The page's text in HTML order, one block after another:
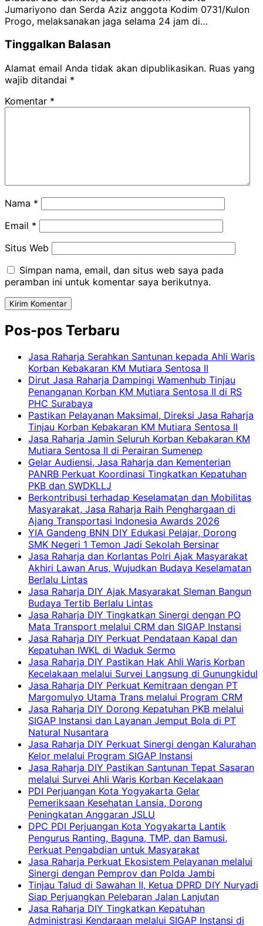
Jumariyono dan Serda Aziz anggota Kodim 0731/Kulon
Progo, melaksanakan jaga selama 24 jam di…
Tinggalkan Balasan
Alamat email Anda tidak akan dipublikasikan. Ruas yang
wajib ditandai *
Komentar *
Nama *
Email *
Situs Web
Simpan nama, email, dan situs web saya pada
peramban ini untuk komentar saya berikutnya.
Pos-pos Terbaru
Jasa Raharja Serahkan Santunan kepada Ahli Waris
Korban Kebakaran KM Mutiara Sentosa II
Dirut Jasa Raharja Dampingi Wamenhub Tinjau
Penanganan Korban KM Mutiara Sentosa II di RS
PHC Surabaya
Pastikan Pelayanan Maksimal, Direksi Jasa Raharja
Tinjau Korban Kebakaran KM Mutiara Sentosa II
Jasa Raharja Jamin Seluruh Korban Kebakaran KM
Mutiara Sentosa II di Perairan Sumenep
Gelar Audiensi, Jasa Raharja dan Kementerian
PANRB Perkuat Koordinasi Tingkatkan Kepatuhan
PKB dan SWDKLLJ
Berkontribusi terhadap Keselamatan dan Mobilitas
Masyarakat, Jasa Raharja Raih Penghargaan di
Ajang Transportasi Indonesia Awards 2026
YIA Gandeng BNN DIY Edukasi Pelajar, Dorong
SMK Negeri 1 Temon Jadi Sekolah Bersinar
Jasa Raharja dan Korlantas Polri Ajak Masyarakat
Akhiri Lawan Arus, Wujudkan Budaya Keselamatan
Berlalu Lintas
Jasa Raharja DIY Ajak Masyarakat Sleman Bangun
Budaya Tertib Berlalu Lintas
Jasa Raharja DIY Tingkatkan Sinergi dengan PO
Mata Transport melalui CRM dan SIGAP Instansi
Jasa Raharja DIY Perkuat Pendataan Kapal dan
Kepatuhan IWKL di Waduk Sermo
Jasa Raharja DIY Pastikan Hak Ahli Waris Korban
Kecelakaan melalui Survei Langsung di Gunungkidul
Jasa Raharja DIY Perkuat Kemitraan dengan PT
Margomulyo Utama Trans melalui Program CRM
Jasa Raharja DIY Dorong Kepatuhan PKB melalui
SIGAP Instansi dan Layanan Jemput Bola di PT
Natural Nusantara
Jasa Raharja DIY Perkuat Sinergi dengan Kalurahan
Kelor melalui Program SIGAP Instansi
Jasa Raharja DIY Pastikan Santunan Tepat Sasaran
melalui Survei Ahli Waris Korban Kecelakaan
PDI Perjuangan Kota Yogyakarta Gelar
Pemeriksaan Kesehatan Lansia, Dorong
Peningkatan Anggaran JSLU
DPC PDI Perjuangan Kota Yogyakarta Lantik
Pengurus Ranting, Baguna, TMP, dan Bamusi,
Perkuat Pengabdian untuk Masyarakat
Jasa Raharja Perkuat Ekosistem Pelayanan melalui
Sinergi dengan Pemprov dan Polda Jambi
Tinjau Talud di Sawahan II, Ketua DPRD DIY Nuryadi
Siap Perjuangkan Pelebaran Jalan Lanjutan
Jasa Raharja DIY Tingkatkan Kepatuhan
Administrasi Kendaraan melalui SIGAP Instansi di